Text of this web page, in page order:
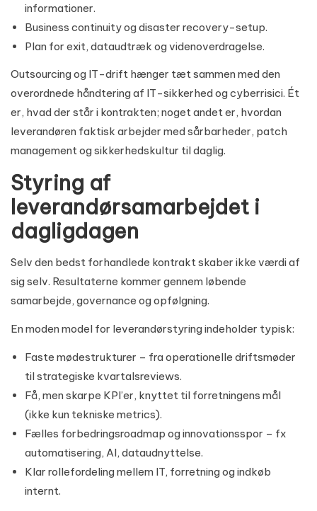
informationer.
Business continuity og disaster recovery-setup.
Plan for exit, dataudtræk og videnoverdragelse.
Outsourcing og IT-drift hænger tæt sammen med den
overordnede håndtering af IT-sikkerhed og cyberrisici. Ét
er, hvad der står i kontrakten; noget andet er, hvordan
leverandøren faktisk arbejder med sårbarheder, patch
management og sikkerhedskultur til daglig.
Styring af
leverandørsamarbejdet i
dagligdagen
Selv den bedst forhandlede kontrakt skaber ikke værdi af
sig selv. Resultaterne kommer gennem løbende
samarbejde, governance og opfølgning.
En moden model for leverandørstyring indeholder typisk:
Faste mødestrukturer – fra operationelle driftsmøder
til strategiske kvartalsreviews.
Få, men skarpe KPI’er, knyttet til forretningens mål
(ikke kun tekniske metrics).
Fælles forbedringsroadmap og innovationsspor – fx
automatisering, AI, dataudnyttelse.
Klar rollefordeling mellem IT, forretning og indkøb
internt.